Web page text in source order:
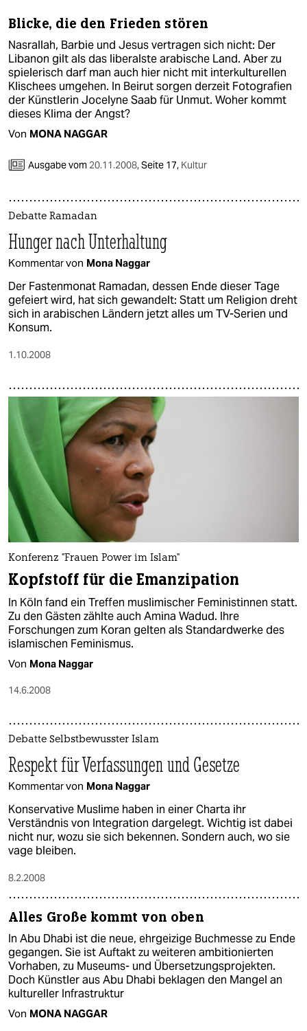
Blicke, die den Frieden stören
Nasrallah, Barbie und Jesus vertragen sich nicht: Der
Libanon gilt als das liberalste arabische Land. Aber zu
spielerisch darf man auch hier nicht mit interkulturellen
Klischees umgehen. In Beirut sorgen derzeit Fotografien
der Künstlerin Jocelyne Saab für Unmut. Woher kommt
dieses Klima der Angst?
Von MONA NAGGAR
Ausgabe vom 20.11.2008,Seite 17, Kultur
Debatte Ramadan
Hunger nach Unterhaltung
Kommentar von Mona Naggar
Der Fastenmonat Ramadan, dessen Ende dieser Tage
gefeiert wird, hat sich gewandelt: Statt um Religion dreht
sich in arabischen Ländern jetzt alles um TV-Serien und
Konsum.
1.10.2008
Konferenz "Frauen Power im Islam"
Kopfstoff für die Emanzipation
In Köln fand ein Treffen muslimischer Feministinnen statt.
Zu den Gästen zählte auch Amina Wadud. Ihre
Forschungen zum Koran gelten als Standardwerke des
islamischen Feminismus.
Von Mona Naggar
14.6.2008
Debatte Selbstbewusster Islam
Respekt für Verfassungen und Gesetze
Kommentar von Mona Naggar
Konservative Muslime haben in einer Charta ihr
Verständnis von Integration dargelegt. Wichtig ist dabei
nicht nur, wozu sie sich bekennen. Sondern auch, wo sie
vage bleiben.
8.2.2008
Alles Große kommt von oben
In Abu Dhabi ist die neue, ehrgeizige Buchmesse zu Ende
gegangen. Sie ist Auftakt zu weiteren ambitionierten
Vorhaben, zu Museums- und Übersetzungsprojekten.
Doch Künstler aus Abu Dhabi beklagen den Mangel an
kultureller Infrastruktur
Von MONA NAGGAR